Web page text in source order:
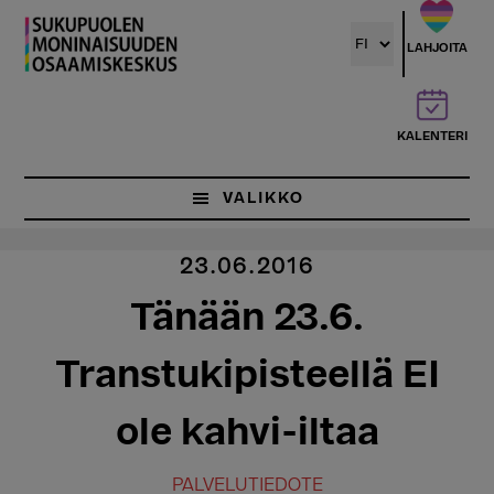
Hyppää
pääsisältöön
LAHJOITA
KALENTERI
VALIKKO
23.06.2016
Tänään 23.6.
Transtukipisteellä EI
ole kahvi-iltaa
PALVELUTIEDOTE